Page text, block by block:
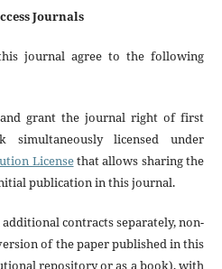
Journals
journal agree to the following
grant the journal right of first
licensed under
Licensethat allows sharing the
publication in this journal.
contracts separately, non-
of the paper published in this
repository or as a book), with